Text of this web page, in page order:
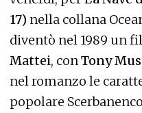
17) nella collana
diventò nel 1989 un
Mattei, conTony
nel romanzo le
popolare